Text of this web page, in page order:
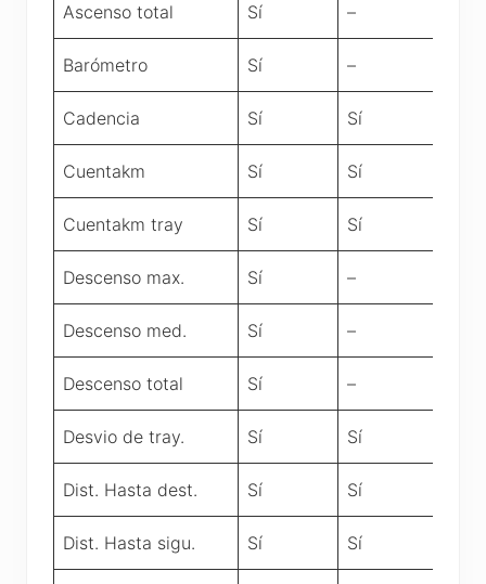
Ascenso total Sí –
Barómetro Sí –
Cadencia Sí Sí
Cuentakm Sí Sí
Cuentakm tray Sí Sí
Descenso max. Sí –
Descenso med. Sí –
Descenso total Sí –
Desvio de tray. Sí Sí
Dist. Hasta dest. Sí Sí
Dist. Hasta sigu. Sí Sí